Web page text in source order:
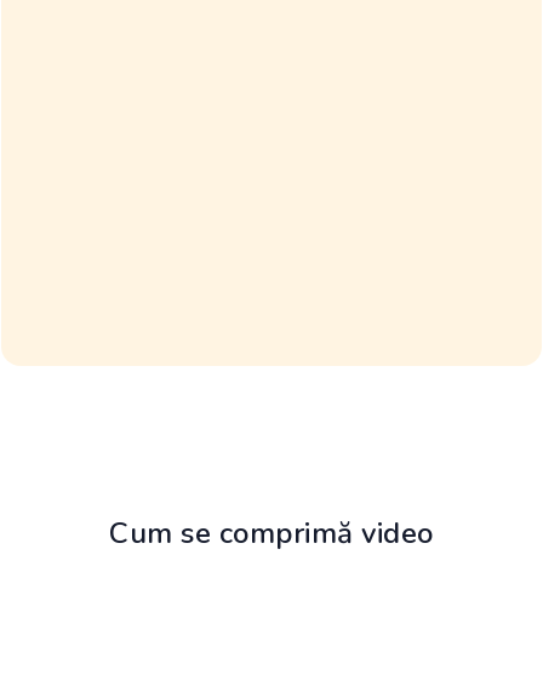
Cum se comprimă video